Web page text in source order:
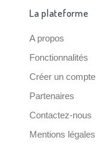
La plateforme
A propos
Fonctionnalités
Créer un compte
Partenaires
Contactez-nous
Mentions légales